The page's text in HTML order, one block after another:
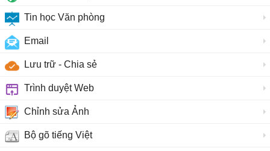
Tin học Văn phòng
Email
Lưu trữ - Chia sẻ
Trình duyệt Web
Chỉnh sửa Ảnh
Bộ gõ tiếng Việt